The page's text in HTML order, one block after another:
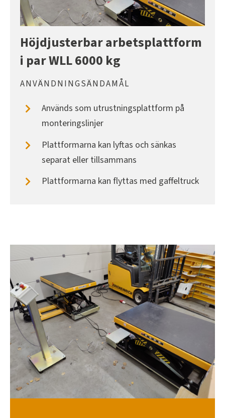
Höjdjusterbar arbetsplattform
i par WLL 6000 kg
ANVÄNDNINGSÄNDAMÅL
Används som utrustningsplattform på
monteringslinjer
Plattformarna kan lyftas och sänkas
separat eller tillsammans
Plattformarna kan flyttas med gaffeltruck